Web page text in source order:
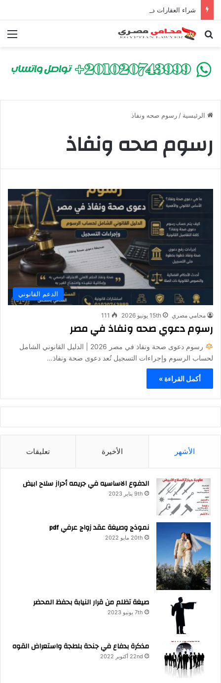
بحث عن
الرئيسية / رسوم صحه ونفاذ
رسوم صحه ونفاذ
الدعم القانوني
محامي مصري 15th يونيو 2026 111
رسوم دعوي صحه ونفاذ في مصر
رسوم دعوى صحة ونفاذ في مصر 2026 | الدليل القانوني الشامل
لحساب الرسوم وإجراءات التسجيل تُعد دعوى صحة ونفاذ…
أكمل القراءة »
الأشهر الأخيرة تعليقات
الدفوع الاساسيه في جريمه أحراز سلاح ابيض
9th يناير 2023
نموذج وصيغة عقد زواج عرفي pdf
20th مايو 2022
صيغة تظلم من قرار النيابة بحفظ المحضر
7th يونيو 2023
مذكرة بدفاع في جنحة بلطجة واستعراض القوه
22nd أكتوبر 2022